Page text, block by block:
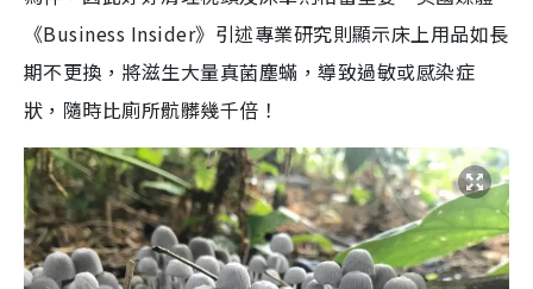
《Business Insider》引述專業研究則顯示床上用品如長
期不更換，將滋生大量真菌塵蟎，導致過敏或感染症
狀，隨時比廁所骯髒幾千倍！